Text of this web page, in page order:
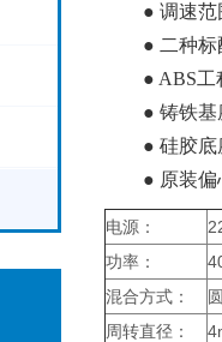
● 调速范
● 二种标配
● ABS工程
● 铸铁基座
● 硅胶底
● 原装偏心
电源：
功率：
混合方式：
周转直径：